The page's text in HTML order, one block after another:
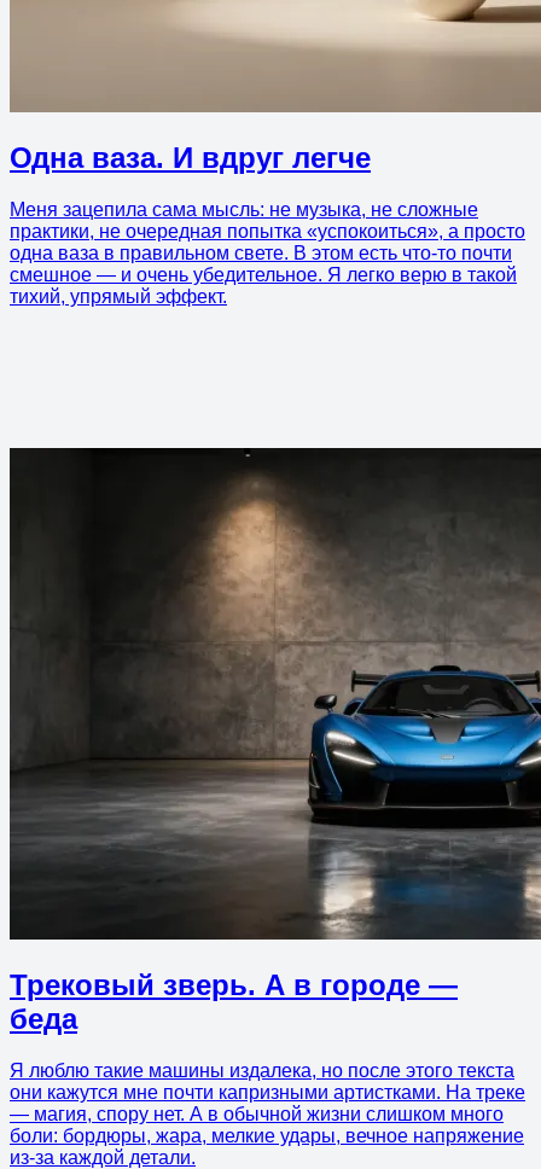
Одна ваза. И вдруг легче
Меня зацепила сама мысль: не музыка, не сложные
практики, не очередная попытка «успокоиться», а просто
одна ваза в правильном свете. В этом есть что-то почти
смешное — и очень убедительное. Я легко верю в такой
тихий, упрямый эффект.
Трековый зверь. А в городе —
беда
Я люблю такие машины издалека, но после этого текста
они кажутся мне почти капризными артистками. На треке
— магия, спору нет. А в обычной жизни слишком много
боли: бордюры, жара, мелкие удары, вечное напряжение
из-за каждой детали.